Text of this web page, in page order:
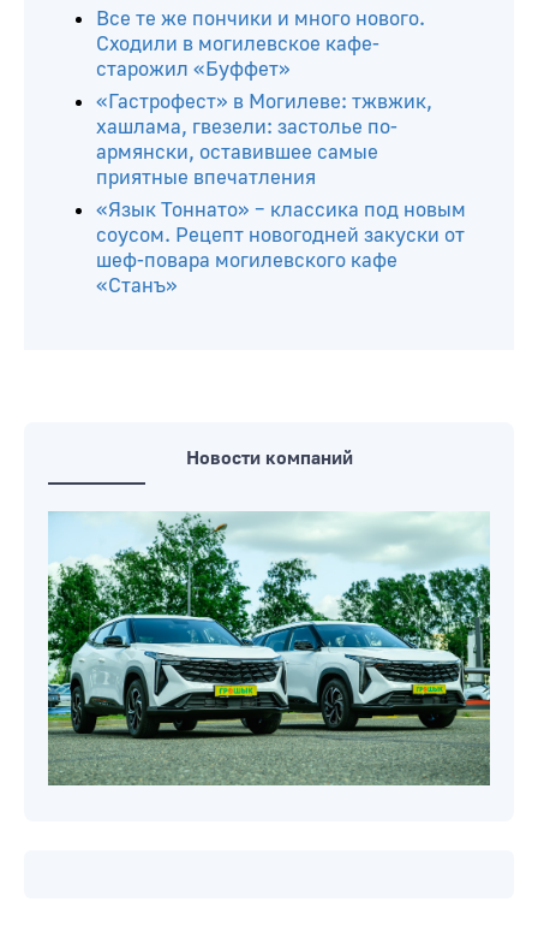
Все те же пончики и много нового.
Сходили в могилевское кафе-
старожил «Буффет»
«Гастрофест» в Могилеве: тжвжик,
хашлама, гвезели: застолье по-
армянски, оставившее самые
приятные впечатления
«Язык Тоннато» – классика под новым
соусом. Рецепт новогодней закуски от
шеф-повара могилевского кафе
«Станъ»
Новости компаний